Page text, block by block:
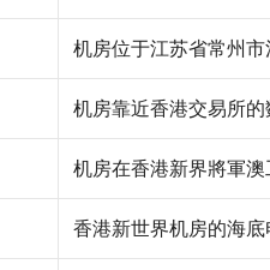
机房位于江苏省常州市
机房靠近香港交易所的
机房在香港新界將軍澳
香港新世界机房的海